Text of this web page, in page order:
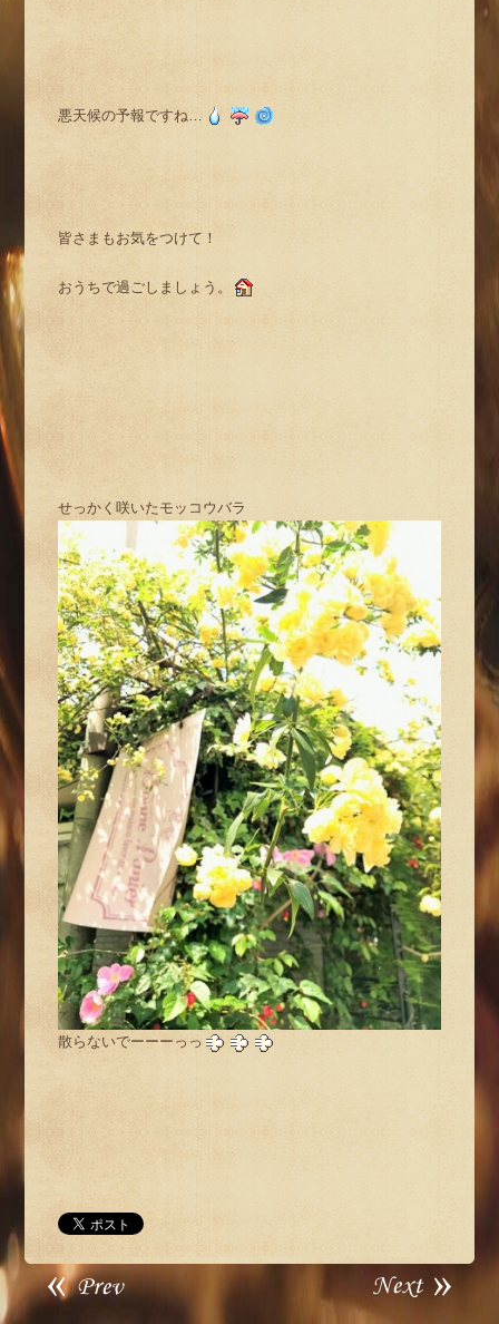
悪天候の予報ですね…
皆さまもお気をつけて！
おうちで過ごしましょう。
せっかく咲いたモッコウバラ
散らないでーーーっっ